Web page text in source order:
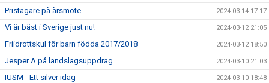
Pristagare på årsmöte 2024-03-14 17:17
Vi är bäst i Sverige just nu! 2024-03-12 21:05
Friidrottskul för barn födda 2017/2018 2024-03-12 18:50
Jesper A på landslagsuppdrag 2024-03-10 21:03
IUSM - Ett silver idag 2024-03-10 18:48